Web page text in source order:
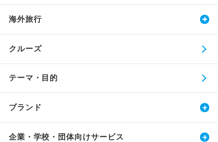
海外旅行
クルーズ
テーマ・目的
ブランド
企業・学校・団体向けサービス